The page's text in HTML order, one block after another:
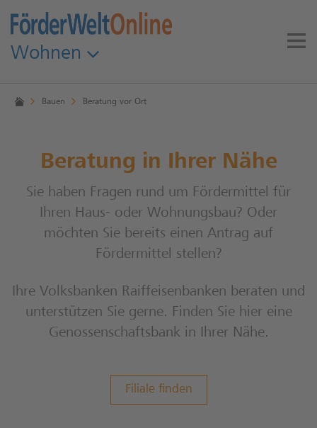
Wohnen
Bauen Beratung vor Ort
Beratung in Ihrer Nähe
Sie haben Fragen rund um Fördermittel für
Ihren Haus- oder Wohnungsbau? Oder
möchten Sie bereits einen Antrag auf
Fördermittel stellen?
Ihre Volksbanken Raiffeisenbanken beraten und
unterstützen Sie gerne. Finden Sie hier eine
Genossenschaftsbank in Ihrer Nähe.
Filiale finden